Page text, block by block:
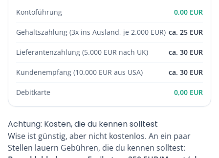
Kontoführung 0,00 EUR
Gehaltszahlung (3x ins Ausland, je 2.000 EUR) ca. 25 EUR
Lieferantenzahlung (5.000 EUR nach UK) ca. 30 EUR
Kundenempfang (10.000 EUR aus USA) ca. 30 EUR
Debitkarte 0,00 EUR
Achtung: Kosten, die du kennen solltest
Wise ist günstig, aber nicht kostenlos. An ein paar
Stellen lauern Gebühren, die du kennen solltest: